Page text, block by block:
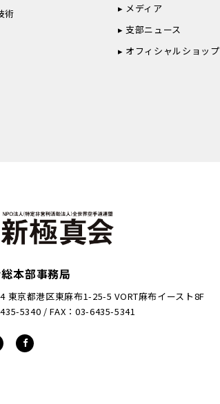
術
メディア
支部ニュース
オフィシャルショップ
本部事務局
東京都港区東麻布1-25-5 VORT麻布イースト8F
5340 / FAX：03-6435-5341